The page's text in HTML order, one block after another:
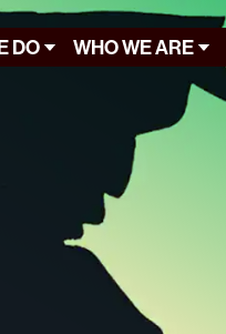
DO WHO WE ARE